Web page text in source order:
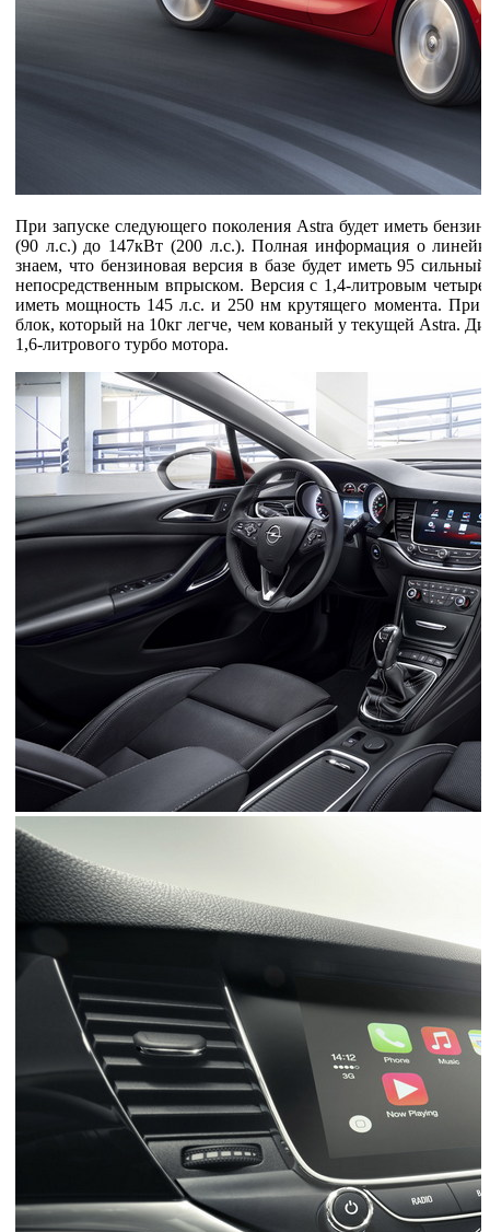
При запуске следующего поколения Astra будет иметь
(90 л.с.) до 147кВт (200 л.с.). Полная информация о
знаем, что бензиновая версия в базе будет иметь 95
непосредственным впрыском. Версия с 1,4-литровым
иметь мощность 145 л.с. и 250 нм крутящего момента. При
блок, который на 10кг легче, чем кованый у текущей Astra.
1,6-литрового турбо мотора.